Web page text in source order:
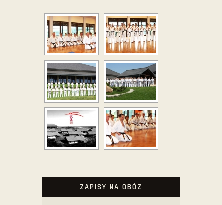
ZAPISY NA OBÓZ